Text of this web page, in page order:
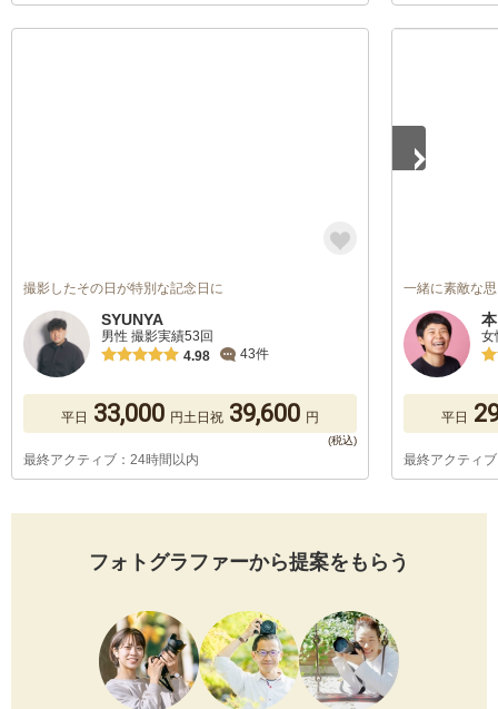
撮影したその日が特別な記念日に
SYUNYA
男性 撮影実績53回
4.98
43件
平日 33,000 円土日祝 39,600 円
最終アクティブ：24時間以内
一緒に素敵な
女
平日
最終アクティ
フォトグラファーから提案をもらう